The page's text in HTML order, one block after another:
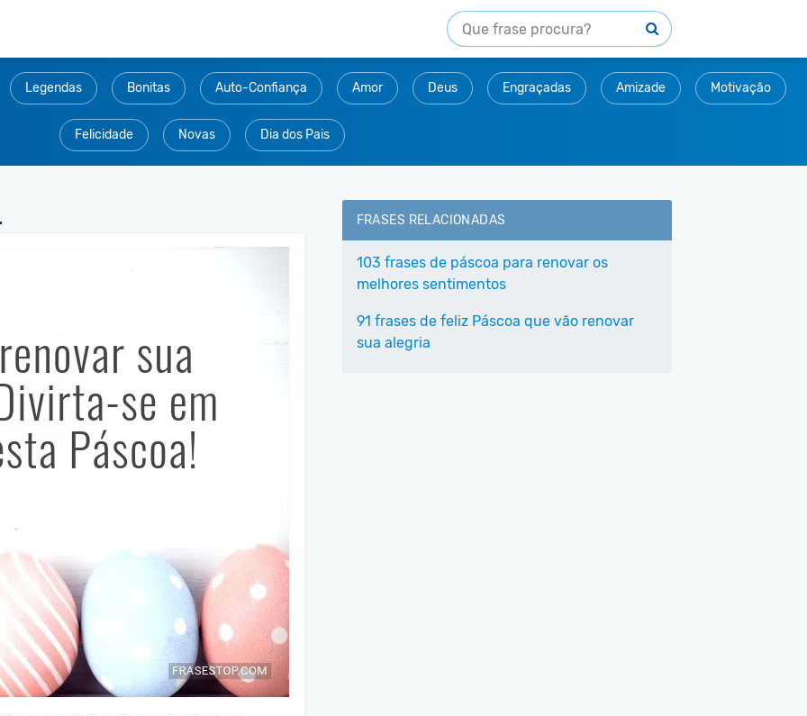
Legendas Bonitas Auto-Confiança Amor Deus Engraçadas Amizade Motivação
Felicidade Novas Dia dos Pais
FRASES RELACIONADAS
103 frases de páscoa para renovar os
melhores sentimentos
91 frases de feliz Páscoa que vão renovar
sua alegria